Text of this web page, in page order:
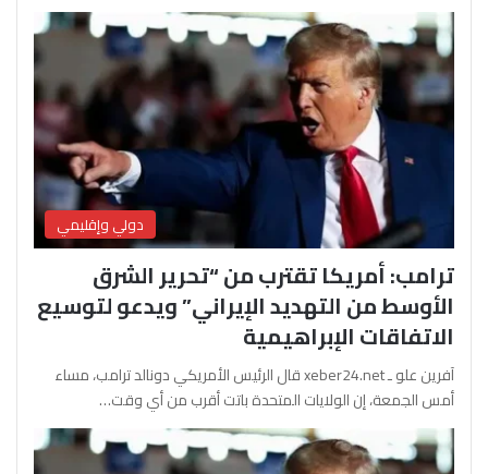
دولي وإقليمي
ترامب: أمريكا تقترب من “تحرير الشرق
الأوسط من التهديد الإيراني” ويدعو لتوسيع
الاتفاقات الإبراهيمية
آفرين علو ـ xeber24.net قال الرئيس الأمريكي دونالد ترامب، مساء
أمس الجمعة، إن الولايات المتحدة باتت أقرب من أي وقت…